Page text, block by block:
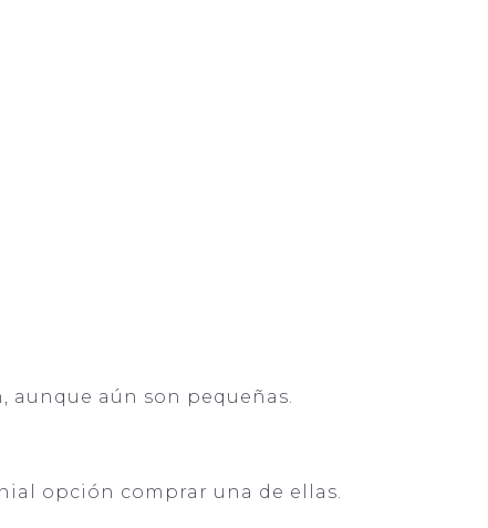
aunque aún son pequeñas.
opción comprar una de ellas.